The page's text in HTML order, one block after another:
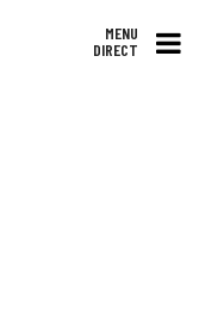
MENU
DIRECT